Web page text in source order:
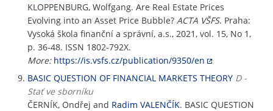
KLOPPENBURG, Wolfgang. Are Real Estate Prices
Evolving into an Asset Price Bubble? ACTA VŠFS. Praha:
Vysoká škola finanční a správní, a.s., 2021, vol. 15, No 1,
p. 36-48. ISSN 1802-792X.
More: https://is.vsfs.cz/publication/9350/en
BASIC QUESTION OF FINANCIAL MARKETS THEORY D -
Stať ve sborníku
ČERNÍK, Ondřej and Radim VALENČÍK. BASIC QUESTION